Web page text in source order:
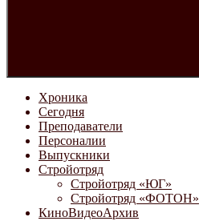
Хроника
Сегодня
Преподаватели
Персоналии
Выпускники
Стройотряд
Стройотряд «ЮГ»
Стройотряд «ФОТОН»
КиноВидеоАрхив